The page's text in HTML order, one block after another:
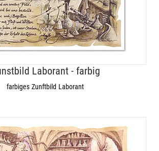
Laborant - farbig
farbiges Zunftbild Laborant